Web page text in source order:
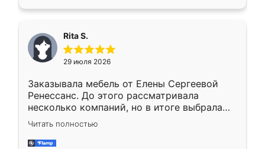
каких-либо доработок. Качеством осталась
довольна, все выглядит так, как и ожидала.
Rita S.
29 июля 2026
Заказывала мебель от Елены Сергеевой
Ренессанс. До этого рассматривала
несколько компаний, но в итоге выбрала
эту. Сначала обговорили условия, потом
приехал замерщик, всё спокойно объяснил
и снял размеры. Изготовили в срок, с
Читать полностью